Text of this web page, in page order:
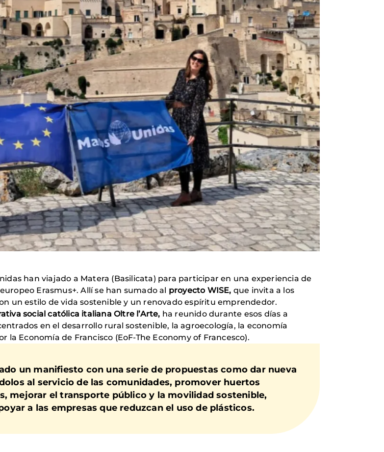
han viajado a Matera (Basilicata) para participar en una experiencia de
Erasmus+. Allí se han sumado al proyecto WISE, que invita a los
un estilo de vida sostenible y un renovado espíritu emprendedor.
social católica italiana Oltre l’Arte, ha reunido durante esos días a
en el desarrollo rural sostenible, la agroecología, la economía
la Economía de Francisco (EoF-The Economy of Francesco).
un manifiesto con una serie de propuestas como dar nueva
al servicio de las comunidades, promover huertos
mejorar el transporte público y la movilidad sostenible,
a las empresas que reduzcan el uso de plásticos.